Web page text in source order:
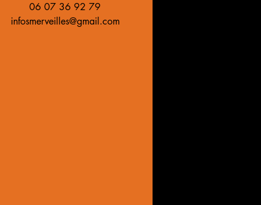
06 07 36 92 79
infosmerveilles@gmail.com